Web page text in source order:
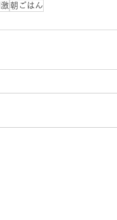
朝ごはん